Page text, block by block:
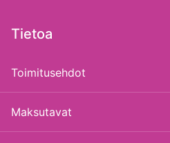
Tietoa
Toimitusehdot
Maksutavat